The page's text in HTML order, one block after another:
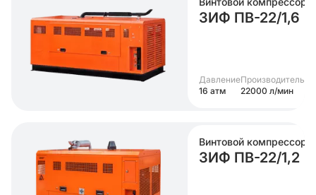
ЗИФ ПВ-22/1,6
Давление
16 атм
22000 л/мин
Винтовой компрессор
ЗИФ ПВ-22/1,2